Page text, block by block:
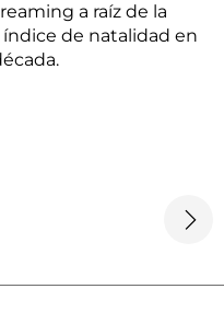
a raíz de la
de natalidad en